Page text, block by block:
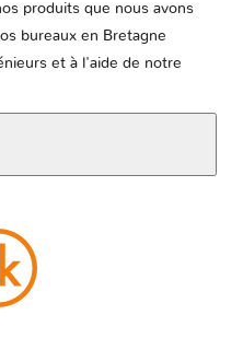
produits que nous avons
bureaux en Bretagne
et à l'aide de notre